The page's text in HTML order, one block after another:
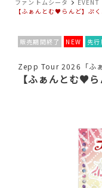
ファントムシータ EVENT
【ふぁんとむ♥らんど】ぷ
販売期間終了 NEW 先
Zepp Tour 2026「ふ
【ふぁんとむ♥